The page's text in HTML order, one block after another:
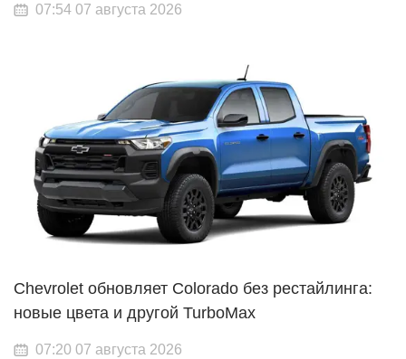
07:54 07 августа 2026
Chevrolet обновляет Colorado без рестайлинга:
новые цвета и другой TurboMax
07:20 07 августа 2026